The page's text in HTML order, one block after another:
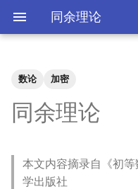
同余理论
点亮的地图
爬虫
2024
脚本式运行和脚本书写
go中的分号
npnn
选修课
有理函数积分范式
正交子空间
性质
域和线性空间
正态分布的六种导出方式
数论 加密
同余理论
本文内容摘录自《初
学出版社